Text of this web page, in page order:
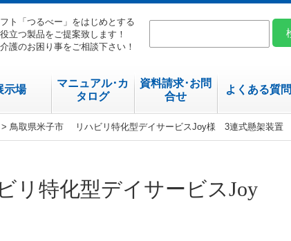
ト「つるべー」をはじめとする
立つ製品をご提案致します！
護のお困り事をご相談下さい！
示場
マニュアル･カ
タログ
資料請求･お問
合せ
よくある質問
> 鳥取県米子市 リハビリ特化型デイサービスJoy様 3連式懸架装置
特化型デイサービスJoy